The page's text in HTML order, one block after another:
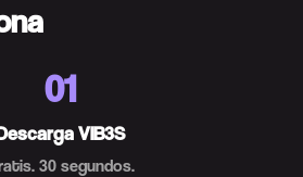
01
VIB3S
30 segundos.